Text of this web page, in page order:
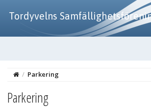
Tordyvelns
/ Parkering
Parkering